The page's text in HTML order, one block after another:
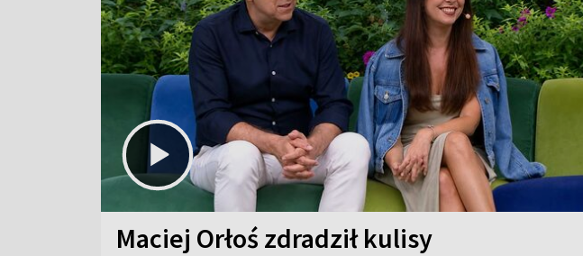
Maciej Orłoś zdradził kulisy